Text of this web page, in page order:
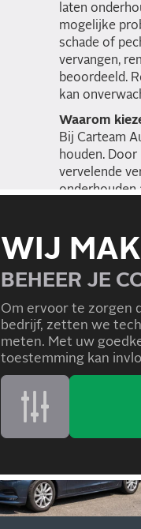
laten
mogelijke
schade of
vervangen,
beoordeeld.
kan
Waarom
Bij Carteam
houden.
vervelende
onderhouden
WIJ
BEHEER JE
Om ervoor te zorgen
bedrijf, zetten we
meten. Met uw
toestemming kan